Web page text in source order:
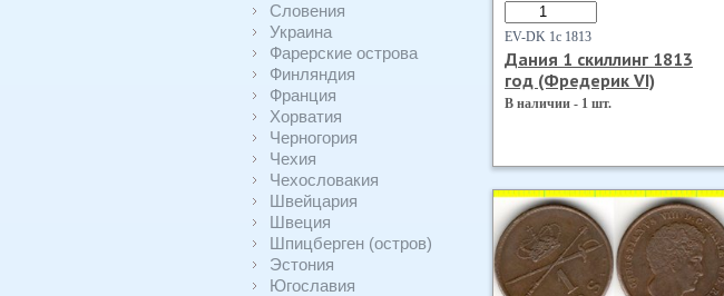
Словения
Украина
Фарерские острова
Финляндия
Франция
Хорватия
Черногория
Чехия
Чехословакия
Швейцария
Швеция
Шпицберген (остров)
Эстония
Югославия
EV-DK 1с 1813
Дания 1 скиллинг 1813
год (Фредерик VI)
В наличии - 1 шт.